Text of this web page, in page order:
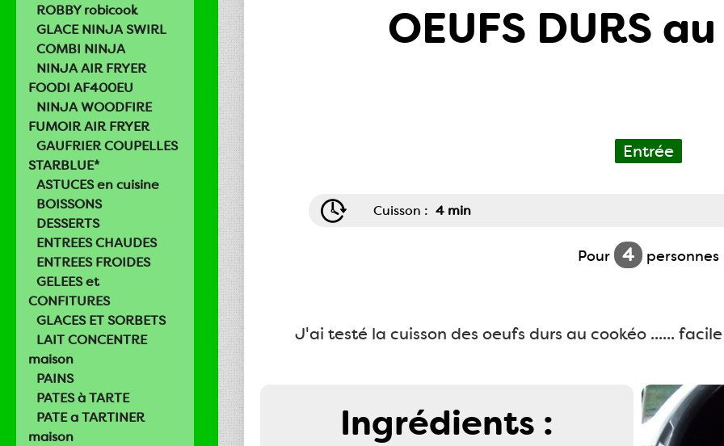
ROBBY robicook
GLACE NINJA SWIRL
COMBI NINJA
NINJA AIR FRYER
FOODI AF400EU
NINJA WOODFIRE
FUMOIR AIR FRYER
GAUFRIER COUPELLES
STARBLUE*
ASTUCES en cuisine
BOISSONS
DESSERTS
ENTREES CHAUDES
ENTREES FROIDES
GELEES et
CONFITURES
GLACES ET SORBETS
LAIT CONCENTRE
maison
PAINS
PATES à TARTE
PATE a TARTINER
maison
OEUFS DURS
Entrée
Cuisson : 4 min
Pour 4 personnes
J'ai testé la cuisson des oeufs durs au cookéo ......
Ingrédients :